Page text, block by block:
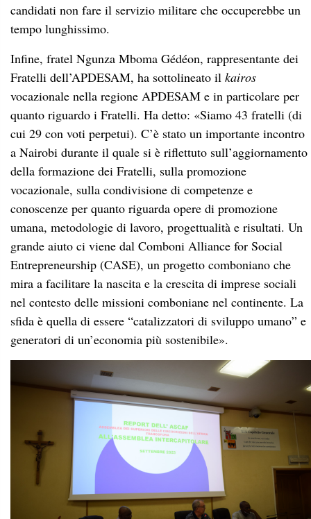
candidati non fare il servizio militare che occuperebbe un
tempo lunghissimo.
Infine, fratel Ngunza Mboma Gédéon, rappresentante dei
Fratelli dell’APDESAM, ha sottolineato il kairos
vocazionale nella regione APDESAM e in particolare per
quanto riguardo i Fratelli. Ha detto: «Siamo 43 fratelli (di
cui 29 con voti perpetui). C’è stato un importante incontro
a Nairobi durante il quale si è riflettuto sull’aggiornamento
della formazione dei Fratelli, sulla promozione
vocazionale, sulla condivisione di competenze e
conoscenze per quanto riguarda opere di promozione
umana, metodologie di lavoro, progettualità e risultati. Un
grande aiuto ci viene dal Comboni Alliance for Social
Entrepreneurship (CASE), un progetto comboniano che
mira a facilitare la nascita e la crescita di imprese sociali
nel contesto delle missioni comboniane nel continente. La
sfida è quella di essere “catalizzatori di sviluppo umano” e
generatori di un’economia più sostenibile».